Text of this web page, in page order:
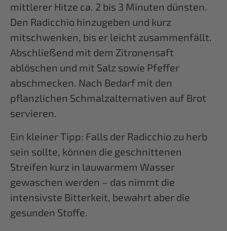
mittlerer Hitze ca. 2 bis 3 Minuten dünsten.
Den Radicchio hinzugeben und kurz
mitschwenken, bis er leicht zusammenfällt.
Abschließend mit dem Zitronensaft
ablöschen und mit Salz sowie Pfeffer
abschmecken. Nach Bedarf mit den
pflanzlichen Schmalzalternativen auf Brot
servieren.
Ein kleiner Tipp: Falls der Radicchio zu herb
sein sollte, können die geschnittenen
Streifen kurz in lauwarmem Wasser
gewaschen werden – das nimmt die
intensivste Bitterkeit, bewahrt aber die
gesunden Stoffe.